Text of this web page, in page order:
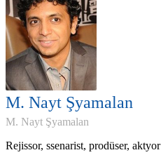
M. Nayt Şyamalan
M. Nayt Şyamalan
Rejissor, ssenarist, prodüser, aktyor